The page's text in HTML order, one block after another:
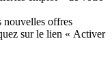
nouvelles offres
sur le lien « Activer